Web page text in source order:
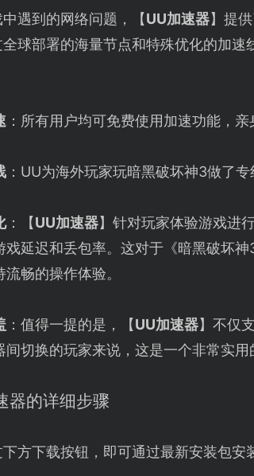
遇到的网络问题，【UU加速器】提
全球部署的海量节点和特殊优化的加
：所有用户均可免费使用加速功能，
：UU为海外玩家玩暗黑破坏神3做了
：【UU加速器】针对玩家体验游戏进
戏延迟和丢包率。这对于《暗黑破坏
畅的操作体验。
：值得一提的是，【UU加速器】不仅
间切换的玩家来说，这是一个非常实用
器的详细步骤
方下载按钮，即可通过最新安装包安